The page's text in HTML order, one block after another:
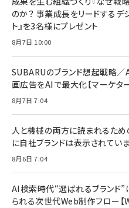
￥1,100
anan(アンア
￥880
ママ投資家が
組織の成果を
￥1,980
Amazonラン
2枚セット
￥1,599
￥6,980
全ワイヤレス
技術基準適合】
￥5,990
ケーブル
ド付き USB
17 / 16 / 15
Pro/Air 各種対
￥1,890
￥5,000
Anker
Pro/Air 各種対
￥1,890
サッポロ 生ビ
ル ケース買い
￥4,857
のか？ 事業成長をリードするデ
ト』を3名様にプレゼント
8月7日 10:00
SUBARUのブランド想起戦略／
画広告をAIで最大化【マーケタ
8月7日 7:04
人と機械の両方に読まれるため
に自社ブランドは表示されてい
8月6日 7:04
AI検索時代“選ばれるブランド
られる次世代Web制作フロー【